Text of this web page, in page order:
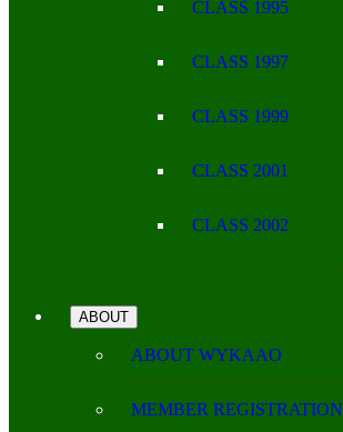
CLASS 1995
CLASS 1997
CLASS 1999
CLASS 2001
CLASS 2002
ABOUT
ABOUT WYKAAO
MEMBER REGISTRATION